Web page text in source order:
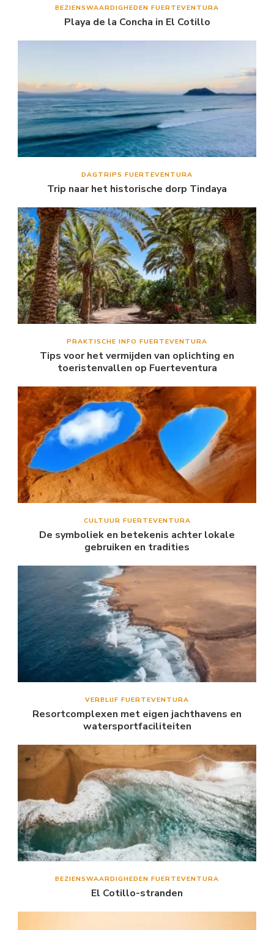
BEZIENSWAARDIGHEDEN FUERTEVENTURA
Playa de la Concha in El Cotillo
DAGTRIPS FUERTEVENTURA
Trip naar het historische dorp Tindaya
PRAKTISCHE INFO FUERTEVENTURA
Tips voor het vermijden van oplichting en
toeristenvallen op Fuerteventura
CULTUUR FUERTEVENTURA
De symboliek en betekenis achter lokale
gebruiken en tradities
VERBLIJF FUERTEVENTURA
Resortcomplexen met eigen jachthavens en
watersportfaciliteiten
BEZIENSWAARDIGHEDEN FUERTEVENTURA
El Cotillo-stranden